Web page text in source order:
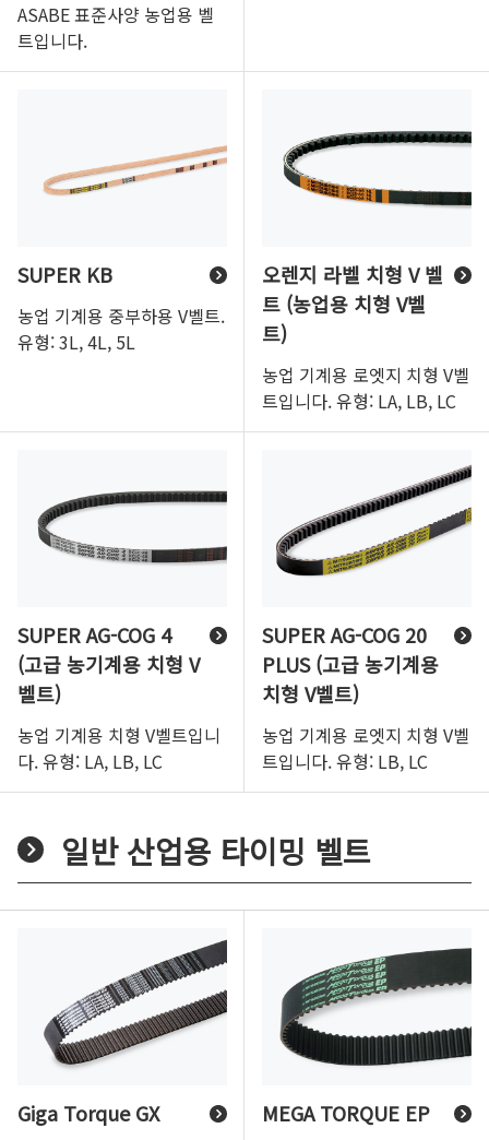
ASABE 표준사양 농업용 벨
트입니다.
SUPER KB
농업 기계용 중부하용 V벨트.
유형: 3L, 4L, 5L
오렌지 라벨 치형 V 벨
트 (농업용 치형 V벨
트)
농업 기계용 로엣지 치형 V벨
트입니다. 유형: LA, LB, LC
SUPER AG-COG 4
(고급 농기계용 치형 V
벨트)
농업 기계용 치형 V벨트입니
다. 유형: LA, LB, LC
SUPER AG-COG 20
PLUS (고급 농기계용
치형 V벨트)
농업 기계용 로엣지 치형 V벨
트입니다. 유형: LB, LC
일반 산업용 타이밍 벨트
Giga Torque GX MEGA TORQUE EP